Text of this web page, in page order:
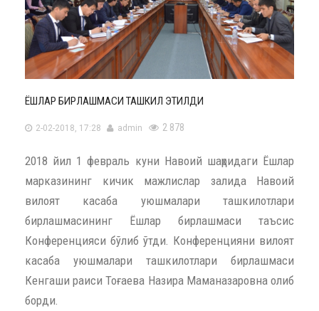
ЁШЛАР БИРЛАШМАСИ ТАШКИЛ ЭТИЛДИ
2-02-2018, 17:28 admin 2 878
2018 йил 1 февраль куни Навоий шаҳридаги Ёшлар
марказининг кичик мажлислар залида Навоий
вилоят касаба уюшмалари ташкилотлари
бирлашмасининг Ёшлар бирлашмаси таъсис
Конференцияси бўлиб ўтди. Конференцияни вилоят
касаба уюшмалари ташкилотлари бирлашмаси
Кенгаши раиси Тоғаева Назира Маманазаровна олиб
борди.